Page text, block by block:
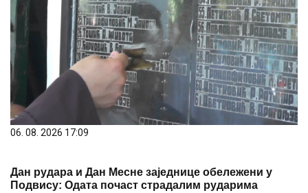
06. 08. 2026 17:09
Дан рудара и Дан Месне заједнице обележени у
Подвису: Одата почаст страдалим рударима